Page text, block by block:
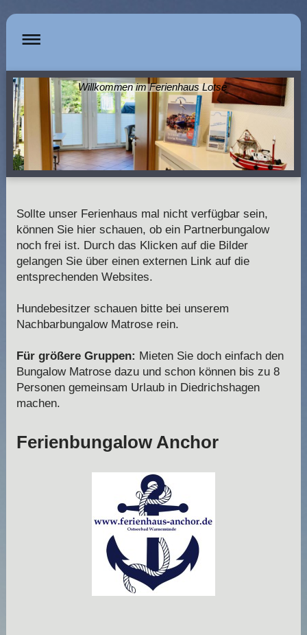
Willkommen im Ferienhaus Lotse
Sollte unser Ferienhaus mal nicht verfügbar sein,
können Sie hier schauen, ob ein Partnerbungalow
noch frei ist. Durch das Klicken auf die Bilder
gelangen Sie über einen externen Link auf die
entsprechenden Websites.
Hundebesitzer schauen bitte bei unserem
Nachbarbungalow Matrose rein.
Für größere Gruppen: Mieten Sie doch einfach den
Bungalow Matrose dazu und schon können bis zu 8
Personen gemeinsam Urlaub in Diedrichshagen
machen.
Ferienbungalow Anchor